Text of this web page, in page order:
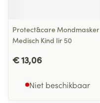
Protect&care Mondmasker
Medisch Kind Iir 50
€ 13,06
Niet beschikbaar